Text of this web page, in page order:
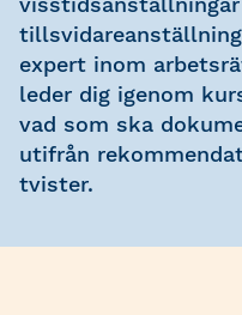
expert inom
leder dig igenom
vad som ska
utifrån
tvister.